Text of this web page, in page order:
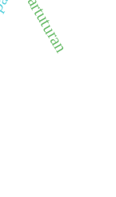
partuturan